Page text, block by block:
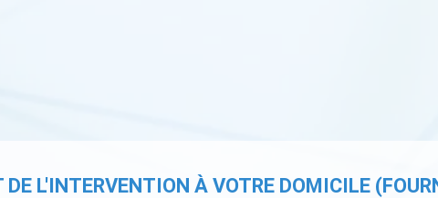
L'INTERVENTION À VOTRE DOMICILE